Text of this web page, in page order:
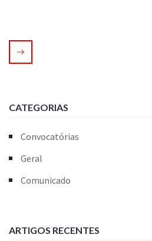
CATEGORIAS
Convocatórias
Geral
Comunicado
ARTIGOS RECENTES